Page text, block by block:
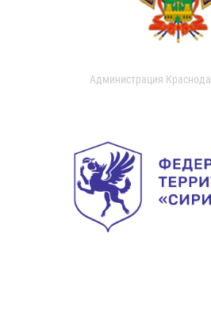
Администрация